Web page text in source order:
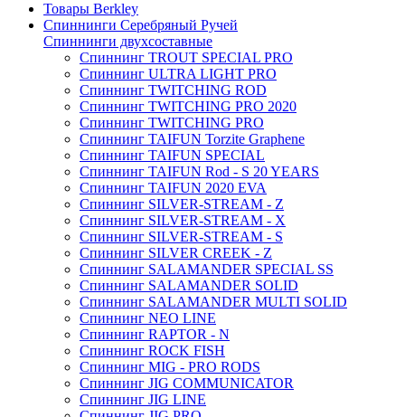
Товары Berkley
Спиннинги Серебряный Ручей
Спиннинги двухсоставные
Спиннинг TROUT SPECIAL PRO
Спиннинг ULTRA LIGHT PRO
Спиннинг TWITCHING ROD
Спиннинг TWITCHING PRO 2020
Спиннинг TWITCHING PRO
Спиннинг TAIFUN Torzite Graphene
Спиннинг TAIFUN SPECIAL
Спиннинг TAIFUN Rod - S 20 YEARS
Спиннинг TAIFUN 2020 EVA
Спиннинг SILVER-STREAM - Z
Спиннинг SILVER-STREAM - X
Спиннинг SILVER-STREAM - S
Спиннинг SILVER CREEK - Z
Спиннинг SALAMANDER SPECIAL SS
Спиннинг SALAMANDER SOLID
Спиннинг SALAMANDER MULTI SOLID
Спиннинг NEO LINE
Спиннинг RAPTOR - N
Спиннинг ROCK FISH
Спиннинг MIG - PRO RODS
Спиннинг JIG COMMUNICATOR
Спиннинг JIG LINE